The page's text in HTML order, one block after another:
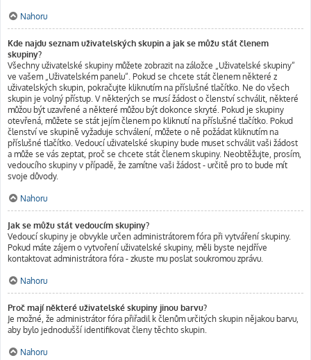
Nahoru
Kde najdu seznam uživatelských skupin a jak se můžu stát členem
skupiny?
Všechny uživatelské skupiny můžete zobrazit na záložce „Uživatelské skupiny“
ve vašem „Uživatelském panelu“. Pokud se chcete stát členem některé z
uživatelských skupin, pokračujte kliknutím na příslušné tlačítko. Ne do všech
skupin je volný přístup. V některých se musí žádost o členství schválit, některé
můžou být uzavřené a některé můžou být dokonce skryté. Pokud je skupiny
otevřená, můžete se stát jejím členem po kliknutí na příslušné tlačítko. Pokud
členství ve skupině vyžaduje schválení, můžete o ně požádat kliknutím na
příslušné tlačítko. Vedoucí uživatelské skupiny bude muset schválit vaši žádost
a může se vás zeptat, proč se chcete stát členem skupiny. Neobtěžujte, prosím,
vedoucího skupiny v případě, že zamítne vaši žádost - určitě pro to bude mít
svoje důvody.
Nahoru
Jak se můžu stát vedoucím skupiny?
Vedoucí skupiny je obvykle určen administrátorem fóra při vytváření skupiny.
Pokud máte zájem o vytvoření uživatelské skupiny, měli byste nejdříve
kontaktovat administrátora fóra - zkuste mu poslat soukromou zprávu.
Nahoru
Proč mají některé uživatelské skupiny jinou barvu?
Je možné, že administrátor fóra přiřadil k členům určitých skupin nějakou barvu,
aby bylo jednodušší identifikovat členy těchto skupin.
Nahoru